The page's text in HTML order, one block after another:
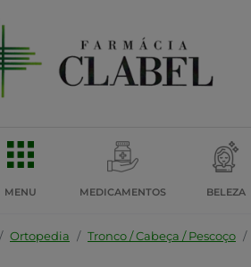
MENU MEDICAMENTOS BELEZA
Ortopedia Tronco / Cabeça / Pescoço